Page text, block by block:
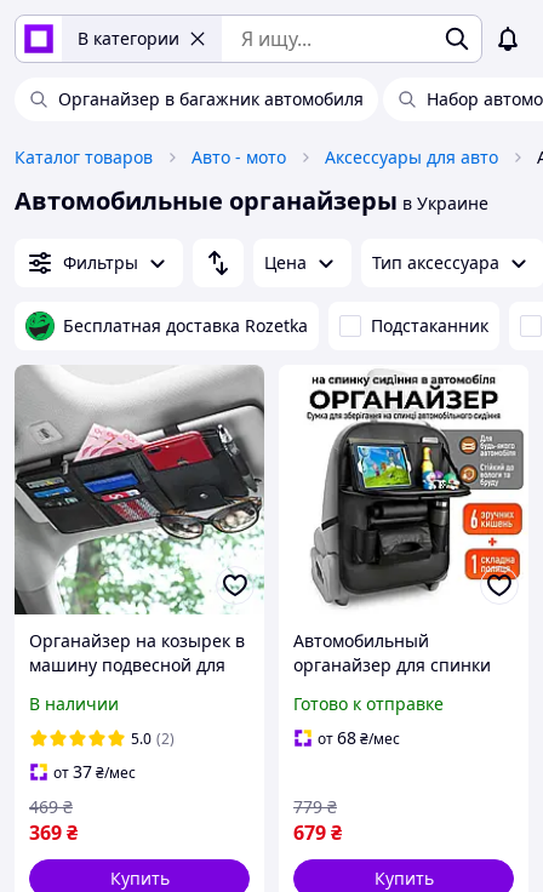
В категории
Органайзер в багажник автомобиля Набор
Каталог товаров Авто - мото Аксессуары для авто
Автомобильные органайзеры в Украине
Фильтры Цена Тип аксессуара
Бесплатная доставка Rozetka Подстаканник
Органайзер на козырек в
машину подвесной для
черный
В наличии
5.0 (2)
от37₴/мес
369₴
469 ₴
Купить
Автомобильный
органайзер для спинки
Размеры 60 x 40 см Цвет
Черный
Готово к отправке
от68₴/мес
679₴
779 ₴
Купить